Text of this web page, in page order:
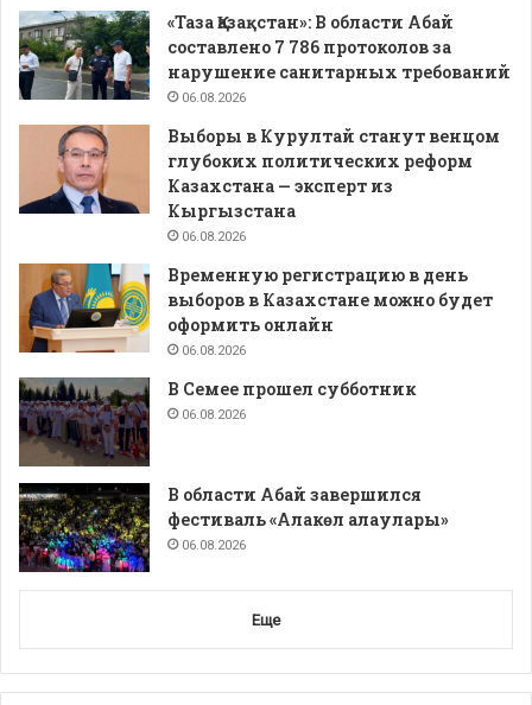
«Таза Қазақстан»: В области Абай
составлено 7 786 протоколов за
нарушение санитарных требований
06.08.2026
Выборы в Курултай станут венцом
глубоких политических реформ
Казахстана — эксперт из
Кыргызстана
06.08.2026
Временную регистрацию в день
выборов в Казахстане можно будет
оформить онлайн
06.08.2026
В Семее прошел субботник
06.08.2026
В области Абай завершился
фестиваль «Алакөл алаулары»
06.08.2026
Еще